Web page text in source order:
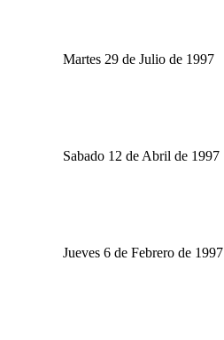
Martes 29 de Julio de 1997
Sabado 12 de Abril de 1997
Jueves 6 de Febrero de 1997